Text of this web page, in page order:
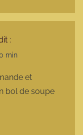
:
min
et
bol de soupe